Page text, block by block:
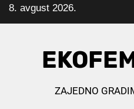
Skip
to
8. avgust 2026.
ZAJEDNO